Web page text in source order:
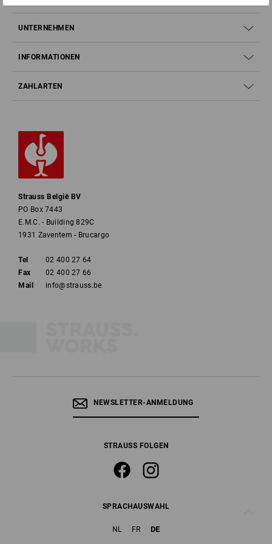
UNTERNEHMEN
INFORMATIONEN
ZAHLARTEN
Strauss België BV
PO Box 7443
E.M.C. - Building 829C
1931 Zaventem - Brucargo
Tel
02 400 27 64
Fax
02 400 27 66
Mail
info@strauss.be
NEWSLETTER-ANMELDUNG
STRAUSS FOLGEN
SPRACHAUSWAHL
NL FR DE